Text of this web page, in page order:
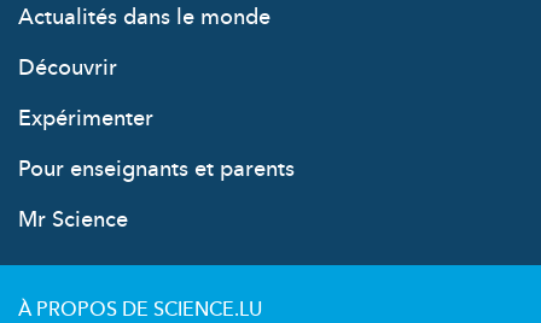
Actualités dans le monde
Découvrir
Expérimenter
Pour enseignants et parents
Mr Science
À PROPOS DE SCIENCE.LU